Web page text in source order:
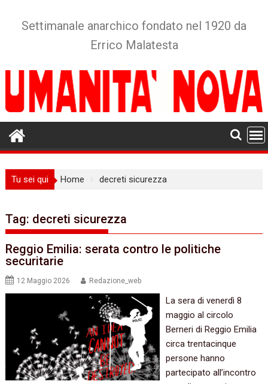
Settimanale anarchico fondato nel 1920 da
Errico Malatesta
Tu sei qui Home decreti sicurezza
Tag: decreti sicurezza
Reggio Emilia: serata contro le politiche
securitarie
12 Maggio 2026 Redazione_web
La sera di venerdì 8
maggio al circolo
Berneri di Reggio Emilia
circa trentacinque
persone hanno
partecipato all’incontro